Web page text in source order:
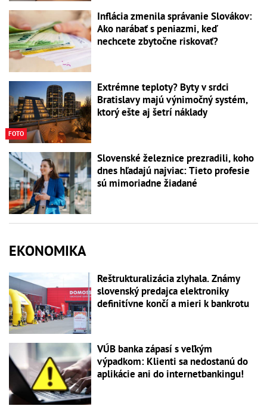
Inflácia zmenila správanie Slovákov:
Ako narábať s peniazmi, keď
nechcete zbytočne riskovať?
FOTO
Extrémne teploty? Byty v srdci
Bratislavy majú výnimočný systém,
ktorý ešte aj šetrí náklady
Slovenské železnice prezradili, koho
dnes hľadajú najviac: Tieto profesie
sú mimoriadne žiadané
EKONOMIKA
Reštrukturalizácia zlyhala. Známy
slovenský predajca elektroniky
definitívne končí a mieri k bankrotu
VÚB banka zápasí s veľkým
výpadkom: Klienti sa nedostanú do
aplikácie ani do internetbankingu!